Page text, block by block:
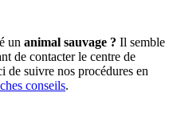
un animal sauvage ? Il semble
de contacter le centre de
de suivre nos procédures en
conseils.